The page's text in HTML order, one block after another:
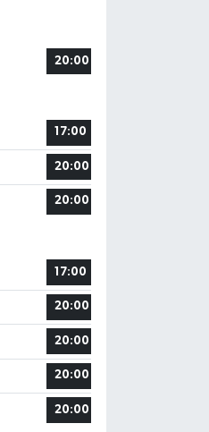
20:00
17:00
20:00
20:00
17:00
20:00
20:00
20:00
20:00